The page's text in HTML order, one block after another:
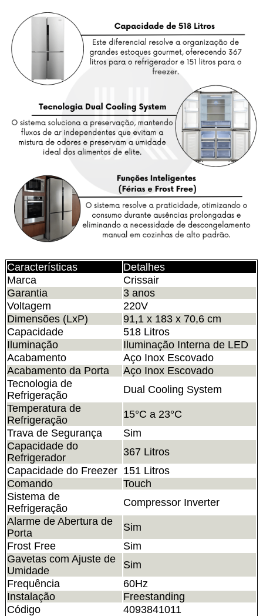
Características
Detalhes
Marca
Crissair
Garantia
3 anos
Voltagem
220V
Dimensões (LxP)
91,1 x 183 x 70,6 cm
Capacidade
518 Litros
Iluminação
Iluminação Interna de LED
Acabamento
Aço Inox Escovado
Acabamento da Porta
Aço Inox Escovado
Tecnologia de
Refrigeração
Dual Cooling System
Temperatura de
Refrigeração
15°C a 23°C
Trava de Segurança
Sim
Capacidade do
Refrigerador
367 Litros
Capacidade do Freezer 151 Litros
Comando
Touch
Sistema de
Refrigeração
Compressor Inverter
Alarme de Abertura de
Porta
Sim
Frost Free
Sim
Gavetas com Ajuste de
Umidade
Sim
Frequência
60Hz
Instalação
Freestanding
Código
4093841011